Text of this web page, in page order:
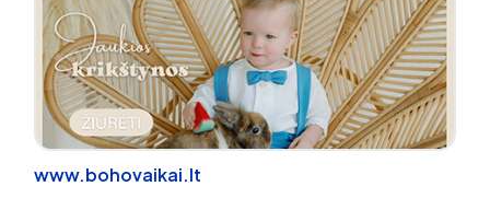
www.bohovaikai.lt